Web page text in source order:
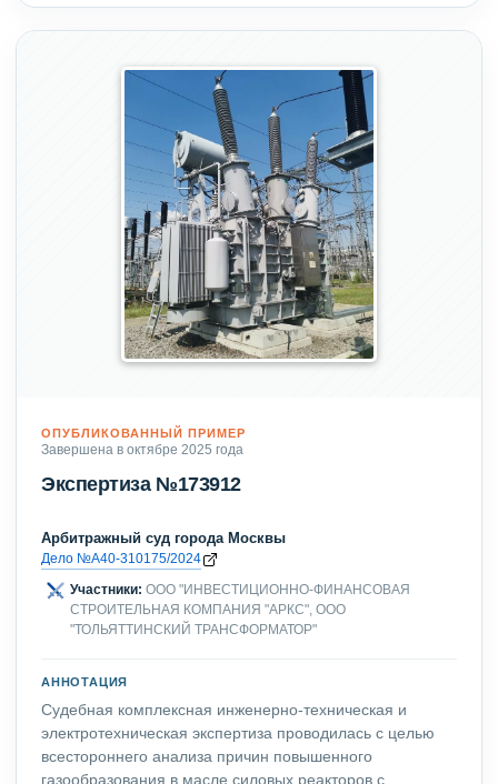
ОПУБЛИКОВАННЫЙ ПРИМЕР
Завершена в октябре 2025 года
Экспертиза №173912
Арбитражный суд города Москвы
Дело №А40-310175/2024
Участники: ООО "ИНВЕСТИЦИОННО-ФИНАНСОВАЯ
СТРОИТЕЛЬНАЯ КОМПАНИЯ "АРКС", ООО
"ТОЛЬЯТТИНСКИЙ ТРАНСФОРМАТОР"
АННОТАЦИЯ
Судебная комплексная инженерно-техническая и
электротехническая экспертиза проводилась с целью
всестороннего анализа причин повышенного
газообразования в масле силовых реакторов с